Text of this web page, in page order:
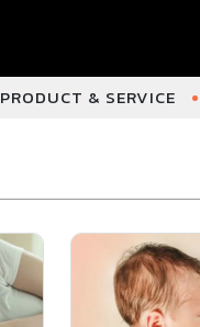
PRODUCT & SERVICE